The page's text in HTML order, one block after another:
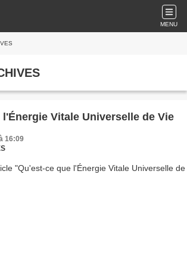
MENU
Vitale Universelle de Vie
16:09